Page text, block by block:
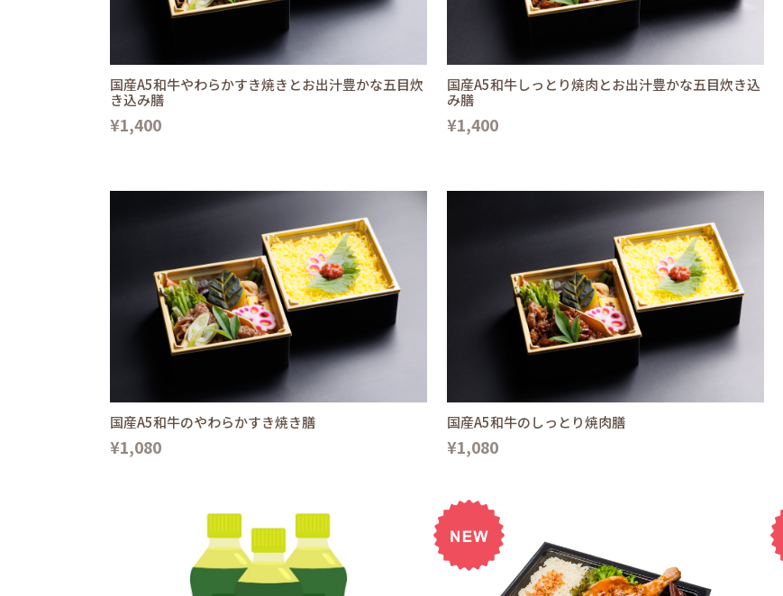
国産A5和牛やわらかすき焼きとお出汁豊かな五目炊
き込み膳
¥1,400
国産A5和牛しっとり焼肉とお出汁豊かな五目炊き込
み膳
¥1,400
国産A5和牛のやわらかすき焼き膳
¥1,080
国産A5和牛のしっとり焼肉膳
¥1,080